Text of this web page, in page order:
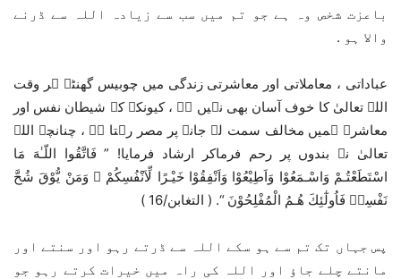
باعزت شخص وہ ہے جو تم میں سب سے زیادہ اللہ سے ڈرنے
والا ہو .
عباداتی ، معاملاتی اور معاشرتی زندگی میں چوبیس گھنٹے ہر وقت
اللہ تعالیٰ کا خوف آسان بھی نہیں ہے ، کیونکہ کہ شیطان نفس اور
معاشرہ ہمیں مخالف سمت لے جانے پر مصر رہتا ہے ، چنانچہ اللہ
تعالیٰ نے بندوں پر رحم فرماکر ارشاد فرمایا! ” فَاتَّقُوا اللّـٰهَ مَا
اسْتَطَعْتُـمْ وَاسْـمَعُوْا وَاَطِيْعُوْا وَاَنْفِقُوْا خَيْـرًا لِّاَنْفُسِكُمْ ۗ وَمَنْ يُّوْقَ شُحَّ
نَفْسِهٖ فَاُولٰٓئِكَ هُـمُ الْمُفْلِحُوْنَ “. ( التغابن/16 )
پس جہاں تک تم سے ہو سکے اللہ سے ڈرتے رہو اور سنتے اور
مانتے چلے جاؤ اور اللہ کی راہ میں خیرات کرتے رہو جو